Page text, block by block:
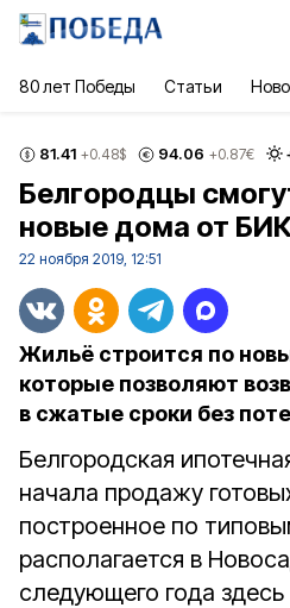
80 лет Победы Статьи
81.41 +0.48$ 94.06 +0.87€
Белгородцы
новые дома от
22 ноября 2019, 12:51
Жильё строится по
которые позволяют
в сжатые сроки без
Белгородская
начала продажу
построенное по
располагается в
следующего года здесь